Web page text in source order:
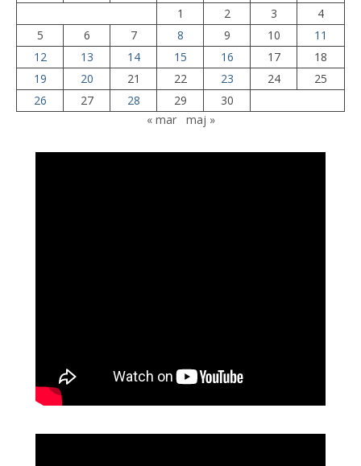
1
2 3
4
5
6 7 8 9 10
11
12
13 14 15 16 17
18
19
20 21 22 23 24
25
26
27 28 29
30
« mar
maj »